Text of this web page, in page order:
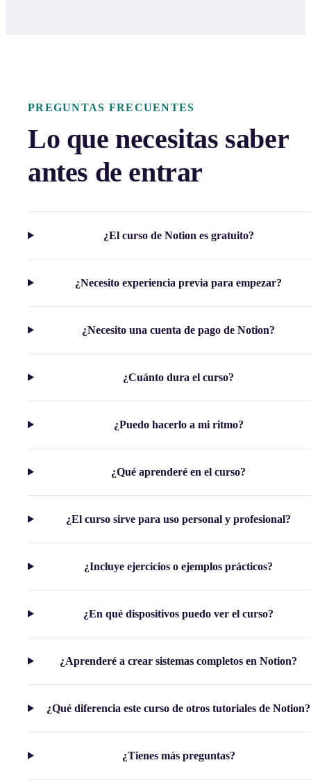
PREGUNTAS FRECUENTES
Lo que necesitas saber
antes de entrar
¿El curso de Notion es gratuito?
¿Necesito experiencia previa para empezar?
¿Necesito una cuenta de pago de Notion?
¿Cuánto dura el curso?
¿Puedo hacerlo a mi ritmo?
¿Qué aprenderé en el curso?
¿El curso sirve para uso personal y profesional?
¿Incluye ejercicios o ejemplos prácticos?
¿En qué dispositivos puedo ver el curso?
¿Aprenderé a crear sistemas completos en Notion?
¿Qué diferencia este curso de otros tutoriales de Notion?
¿Tienes más preguntas?